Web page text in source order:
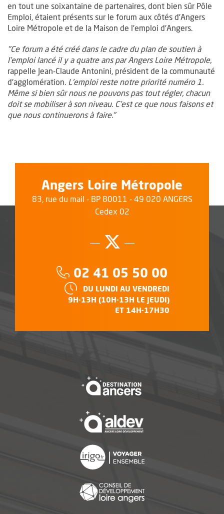
en tout une soixantaine de partenaires, dont bien sûr Pôle
Emploi, étaient présents sur le forum aux côtés d'Angers
Loire Métropole et de la Maison de l'emploi d'Angers.
"Ce forum a été créé dans le cadre du plan de soutien à
l'emploi lancé il y a quatre ans par Angers Loire Métropole,
rappelle Jean-Claude Antonini, président de la communauté
d'agglomération. L'emploi reste notre priorité numéro 1.
Même si bien sûr nous ne pouvons pas tout régler, chacun
doit se mobiliser à son niveau. C'est ce que nous faisons et
que nous continuerons à faire."
Angers Loire Métropole
83, rue du mail - BP 80011 - 49 020 ANGERS
Cedex 02
Suivez-nous
, Ouvre une
Téléphone :
02 41 05 50 00
HORAIRES :
DU LUNDI AU VENDREDI
9H-13H (10H-13H LE JEUDI)
ET 14H-17H30